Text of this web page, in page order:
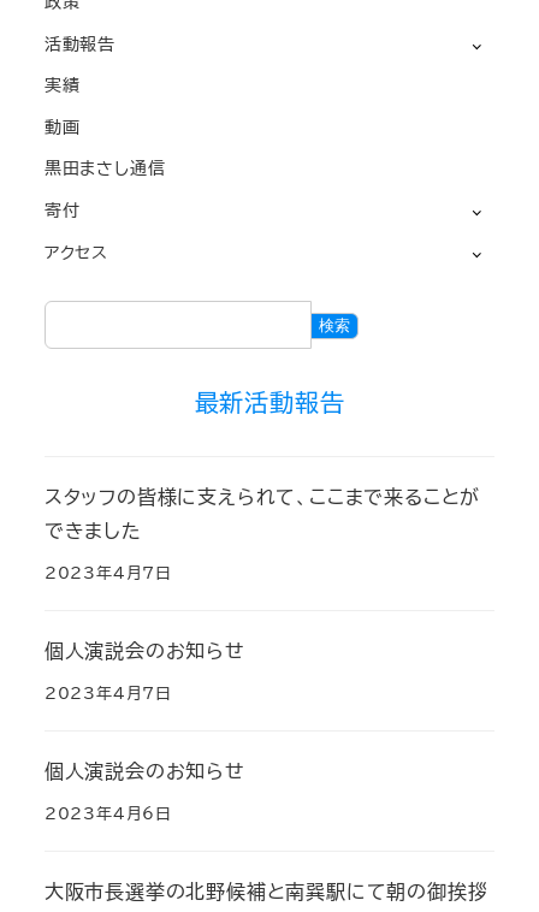
活動報告
実績
動画
黒田まさし通信
寄付
アクセス
索
検索
最新活動報告
スタッフの皆様に支えられて、ここまで来ることが
できました
2023年4月7日
個人演説会のお知らせ
2023年4月7日
個人演説会のお知らせ
2023年4月6日
大阪市長選挙の北野候補と南巽駅にて朝の御挨拶